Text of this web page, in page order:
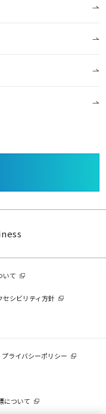
いて
セシビリティ方針
プライバシーポリシー
について